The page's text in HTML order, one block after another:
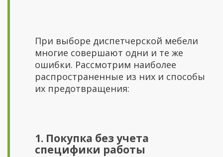
При выборе диспетчерской мебели
многие совершают одни и те же
ошибки. Рассмотрим наиболее
распространенные из них и способы
их предотвращения:
1. Покупка без учета
специфики работы